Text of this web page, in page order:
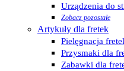
Urządzenia do
Zobacz pozostałe
Artykuły dla fretek
Pielęgnacja
Przysmaki dla
Zabawki dla